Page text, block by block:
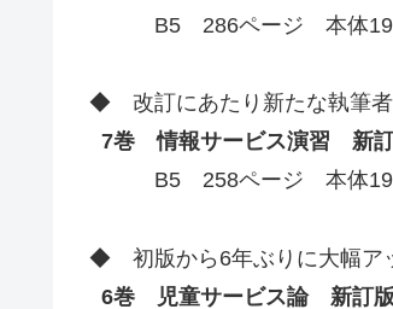
B5 286ページ 本体1900
◆ 改訂にあたり新たな執筆者
7巻 情報サービス演習 新
B5 258ページ 本体1900
◆ 初版から6年ぶりに大幅ア
6巻 児童サービス論 新訂版